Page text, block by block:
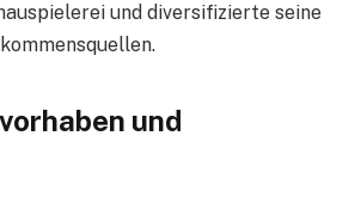
und diversifizierte seine
und